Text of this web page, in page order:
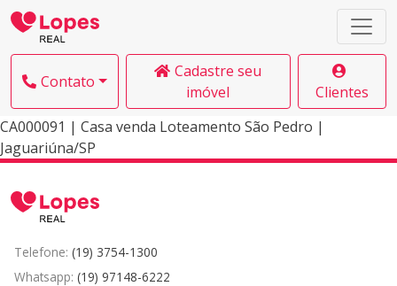
Contato
Cadastre seu
imóvel
Clientes
CA000091 | Casa venda Loteamento São Pedro |
Jaguariúna/SP
Telefone: (19) 3754-1300
Whatsapp: (19) 97148-6222